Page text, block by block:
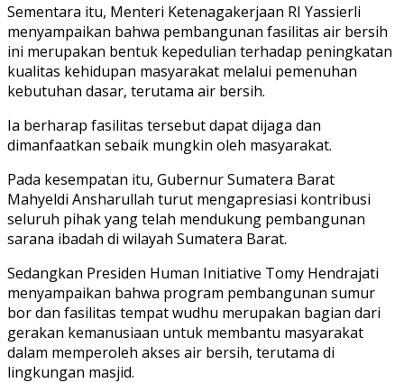
Sementara itu, Menteri Ketenagakerjaan RI Yassierli
menyampaikan bahwa pembangunan fasilitas air bersih
ini merupakan bentuk kepedulian terhadap peningkatan
kualitas kehidupan masyarakat melalui pemenuhan
kebutuhan dasar, terutama air bersih.
Ia berharap fasilitas tersebut dapat dijaga dan
dimanfaatkan sebaik mungkin oleh masyarakat.
Pada kesempatan itu, Gubernur Sumatera Barat
Mahyeldi Ansharullah turut mengapresiasi kontribusi
seluruh pihak yang telah mendukung pembangunan
sarana ibadah di wilayah Sumatera Barat.
Sedangkan Presiden Human Initiative Tomy Hendrajati
menyampaikan bahwa program pembangunan sumur
bor dan fasilitas tempat wudhu merupakan bagian dari
gerakan kemanusiaan untuk membantu masyarakat
dalam memperoleh akses air bersih, terutama di
lingkungan masjid.